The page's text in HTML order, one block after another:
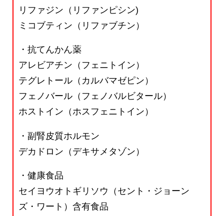
リファジン（リファンピシン)
ミコブティン（リファブチン）
・抗てんかん薬
アレビアチン（フェニトイン）
テグレトール（カルバマゼピン）
フェノバール（フェノバルビタール）
ホストイン（ホスフェニトイン）
・副腎皮質ホルモン
デカドロン（デキサメタゾン）
・健康食品
セイヨウオトギリソウ（セント・ジョーン
ズ・ワート）含有食品